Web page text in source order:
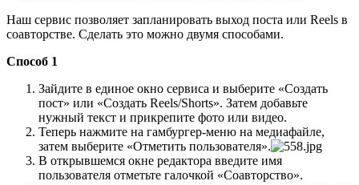
Наш сервис позволяет запланировать выход поста или Reels в
соавторстве. Сделать это можно двумя способами.
Способ 1
Зайдите в единое окно сервиса и выберите «Создать
пост» или «Создать Reels/Shorts». Затем добавьте
нужный текст и прикрепите фото или видео.
Теперь нажмите на гамбургер-меню на медиафайле,
затем выберите «Отметить пользователя».
В открывшемся окне редактора введите имя
пользователя отметьте галочкой «Соавторство».